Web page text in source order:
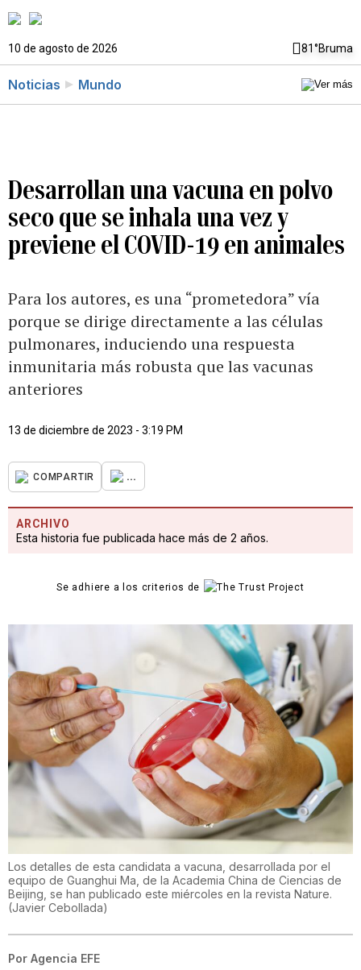
10 de agosto de 2026 81°Bruma
Noticias Mundo
Desarrollan una vacuna en polvo
seco que se inhala una vez y
previene el COVID-19 en animales
Para los autores, es una “prometedora” vía
porque se dirige directamente a las células
pulmonares, induciendo una respuesta
inmunitaria más robusta que las vacunas
anteriores
13 de diciembre de 2023 - 3:19 PM
COMPARTIR ...
ARCHIVO
Esta historia fue publicada hace más de 2 años.
Se adhiere a los criterios de
Los detalles de esta candidata a vacuna, desarrollada por el
equipo de Guanghui Ma, de la Academia China de Ciencias de
Beijing, se han publicado este miércoles en la revista Nature.
(Javier Cebollada)
Por Agencia EFE